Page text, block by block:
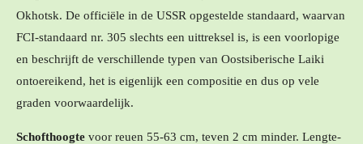
Okhotsk. De officiële in de USSR opgestelde standaard, waarvan
FCI-standaard nr. 305 slechts een uittreksel is, is een voorlopige
en beschrijft de verschillende typen van Oostsiberische Laiki
ontoereikend, het is eigenlijk een compositie en dus op vele
graden voorwaardelijk.
Schofthoogte voor reuen 55-63 cm, teven 2 cm minder. Lengte-